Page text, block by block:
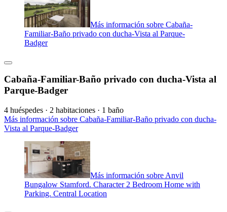
Más información sobre Cabaña-
Familiar-Baño privado con ducha-Vista al Parque-
Badger
Cabaña-Familiar-Baño privado con ducha-Vista al
Parque-Badger
4 huéspedes · 2 habitaciones · 1 baño
Más información sobre Cabaña-Familiar-Baño privado con ducha-
Vista al Parque-Badger
Más información sobre Anvil
Bungalow Stamford. Character 2 Bedroom Home with
Parking. Central Location